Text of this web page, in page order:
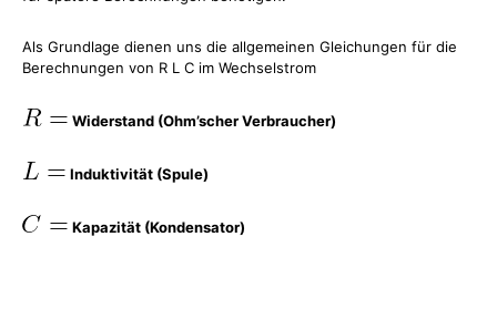
Als Grundlage dienen uns die allgemeinen Gleichungen für die
Berechnungen von R L C im Wechselstrom
Widerstand (Ohm’scher Verbraucher)
Induktivität (Spule)
Kapazität (Kondensator)